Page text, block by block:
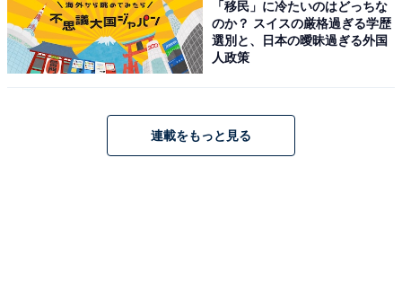
こちらもおすすめ
【楽天トラベルセール】「黒川温泉 湯峡の響き
優彩」が今だけ特別価格に！ 木のぬくもりと温
「移民」に冷たいのはどっちな
のか？ スイスの厳格過ぎる学歴
選別と、日本の曖昧過ぎる外国
人政策
連載をもっと見る